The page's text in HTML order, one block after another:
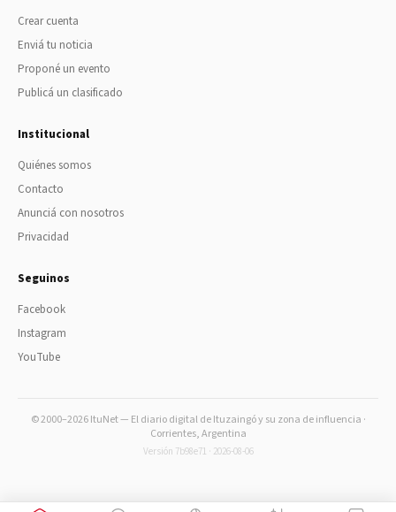
Crear cuenta
Enviá tu noticia
Proponé un evento
Publicá un clasificado
Institucional
Quiénes somos
Contacto
Anunciá con nosotros
Privacidad
Seguinos
Facebook
Instagram
YouTube
© 2000–2026 ItuNet — El diario digital de Ituzaingó y su zona de influencia ·
Corrientes, Argentina
Versión 7b98e71 · 2026-08-06